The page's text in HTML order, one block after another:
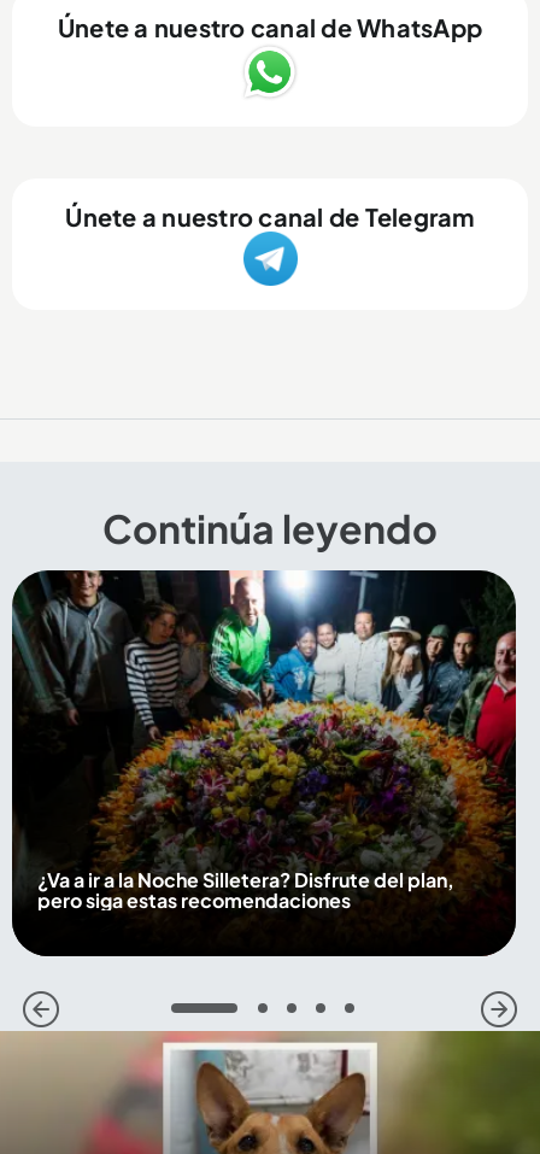
Únete a nuestro canal de WhatsApp
Únete a nuestro canal de Telegram
Continúa leyendo
¿Va a ir a la Noche Silletera? Disfrute del plan,
pero siga estas recomendaciones
1 2 3 4 5